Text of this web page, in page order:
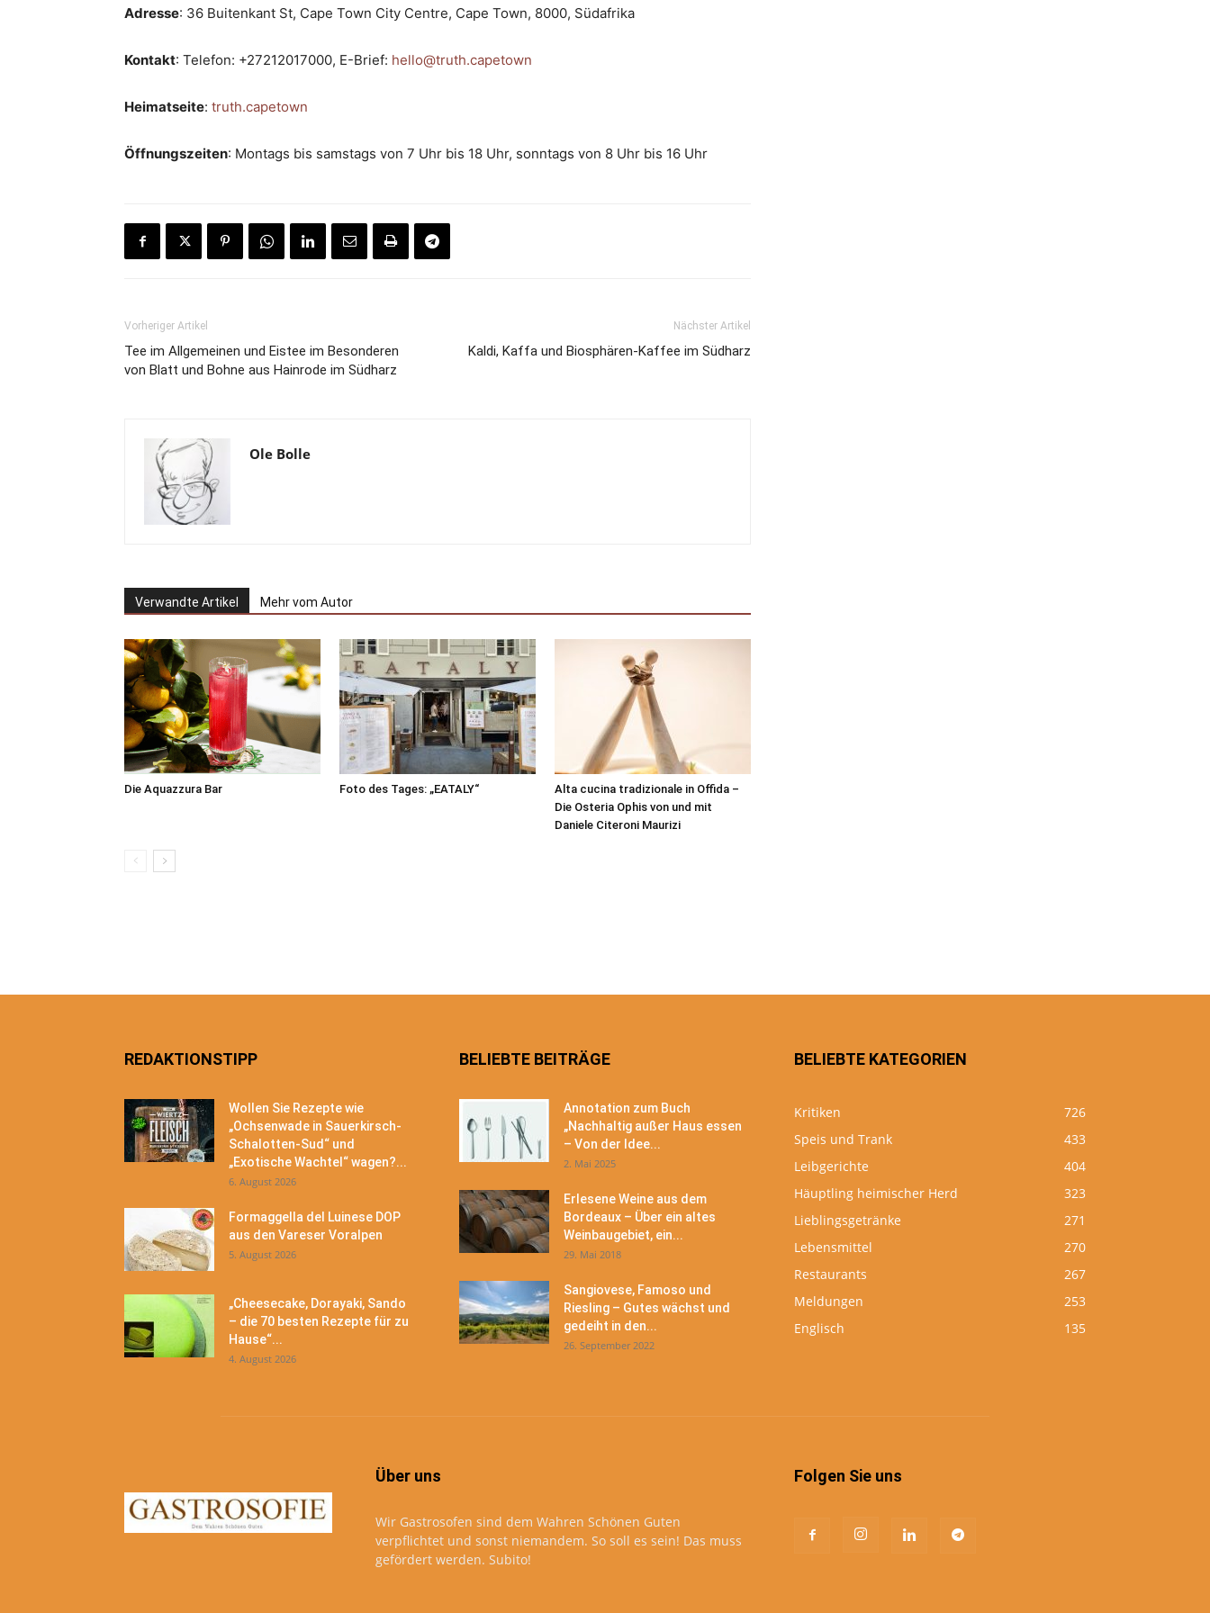
Adresse: 36 Buitenkant St, Cape Town City Centre, Cape Town, 8000, Südafrika
Kontakt: Telefon: +27212017000, E-Brief: hello@truth.capetown
Heimatseite: truth.capetown
Öffnungszeiten: Montags bis samstags von 7 Uhr bis 18 Uhr, sonntags von 8 Uhr bis 16 Uhr
Vorheriger Artikel
Tee im Allgemeinen und Eistee im Besonderen
von Blatt und Bohne aus Hainrode im Südharz
Nächster Artikel
Kaldi, Kaffa und Biosphären-Kaffee im Südharz
Ole Bolle
Verwandte Artikel Mehr vom Autor
Die Aquazzura Bar Foto des Tages: „EATALY“
Alta cucina tradizionale in Offida –
Die Osteria Ophis von und mit
Daniele Citeroni Maurizi
REDAKTIONSTIPP
Wollen Sie Rezepte wie
„Ochsenwade in Sauerkirsch-
Schalotten-Sud“ und
„Exotische Wachtel“ wagen?...
6. August 2026
Formaggella del Luinese DOP
aus den Vareser Voralpen
5. August 2026
„Cheesecake, Dorayaki, Sando
– die 70 besten Rezepte für zu
Hause“...
4. August 2026
BELIEBTE BEITRÄGE
Annotation zum Buch
„Nachhaltig außer Haus essen
– Von der Idee...
2. Mai 2025
Erlesene Weine aus dem
Bordeaux – Über ein altes
Weinbaugebiet, ein...
29. Mai 2018
Sangiovese, Famoso und
Riesling – Gutes wächst und
gedeiht in den...
26. September 2022
BELIEBTE KATEGORIEN
Kritiken
726
Speis und Trank
433
Leibgerichte
404
Häuptling heimischer Herd
323
Lieblingsgetränke
271
Lebensmittel
270
Restaurants
267
Meldungen
253
Englisch
135
Über uns
Wir Gastrosofen sind dem Wahren Schönen Guten
verpflichtet und sonst niemandem. So soll es sein! Das muss
gefördert werden. Subito!
Folgen Sie uns